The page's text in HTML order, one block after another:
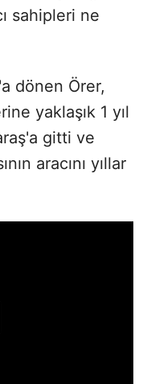
sahipleri ne
dönen Örer,
yaklaşık 1 yıl
gitti ve
aracını yıllar